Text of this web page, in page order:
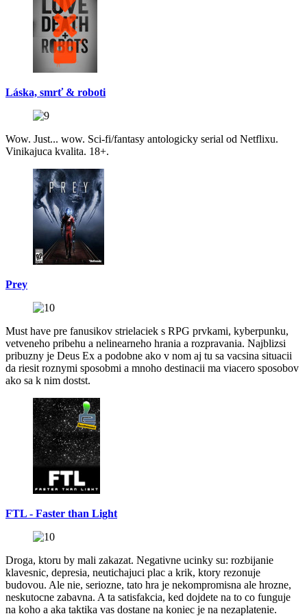
Láska, smrť & roboti
Wow. Just... wow. Sci-fi/fantasy antologicky serial od Netflixu.
Vinikajuca kvalita. 18+.
Prey
Must have pre fanusikov strielaciek s RPG prvkami, kyberpunku,
vetveneho pribehu a nelinearneho hrania a rozpravania. Najblizsi
pribuzny je Deus Ex a podobne ako v nom aj tu sa vacsina situacii
da riesit roznymi sposobmi a mnoho destinacii ma viacero sposobov
ako sa k nim dostst.
FTL - Faster than Light
Droga, ktoru by mali zakazat. Negativne ucinky su: rozbijanie
klavesnic, depresia, neutichajuci plac a krik, ktory rezonuje
budovou. Ale nie, seriozne, tato hra je nekompromisna ale hrozne,
neskutocne zabavna. A ta satisfakcia, ked dojdete na to co funguje
na koho a aka taktika vas dostane na koniec je na nezaplatenie.